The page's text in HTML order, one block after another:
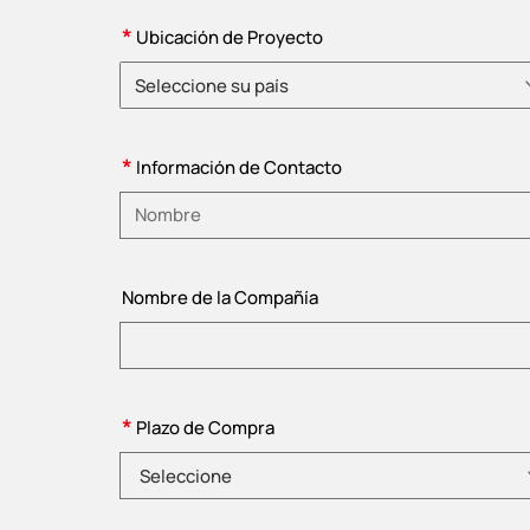
* Ubicación de Proyecto
Seleccione su país
* Información de Contacto
Nombre de la Compañía
* Plazo de Compra